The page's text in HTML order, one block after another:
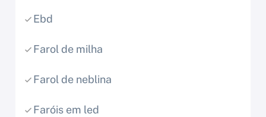
Ebd
Farol de milha
Farol de neblina
Faróis em led